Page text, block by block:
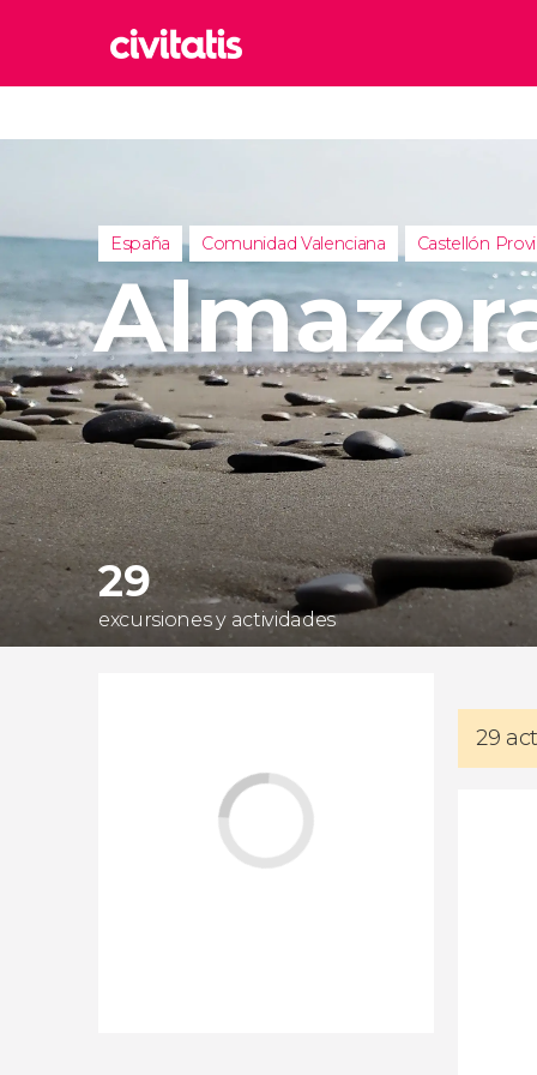
Italia
Reino
Turquía
España Comunidad Valenciana Castellón
29
excursiones y actividades
29